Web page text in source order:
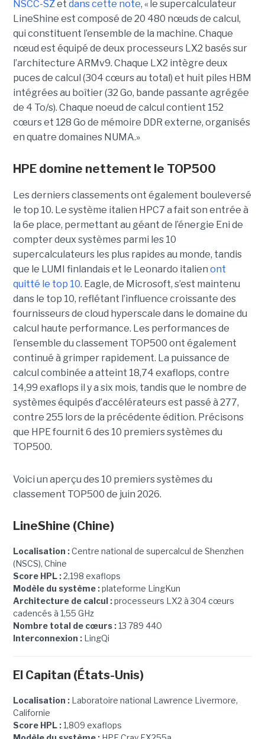
NSCC-SZet dans cette note, « le supercalculateur
LineShine est composé de 20 480 nœuds de calcul,
qui constituent l’ensemble de la machine. Chaque
nœud est équipé de deux processeurs LX2 basés sur
l’architecture ARMv9. Chaque LX2 intègre deux
puces de calcul (304 cœurs au total) et huit piles HBM
intégrées au boîtier (32 Go, bande passante agrégée
de 4 To/s). Chaque noeud de calcul contient 152
cœurs et 128 Go de mémoire DDR externe, organisés
en quatre domaines NUMA.»
HPE domine nettement le TOP500
Les derniers classements ont également bouleversé
le top 10. Le système italien HPC7 a fait son entrée à
la 6e place, permettant au géant de l’énergie Eni de
compter deux systèmes parmi les 10
supercalculateurs les plus rapides au monde, tandis
que le LUMI finlandais et le Leonardo italien ont
quitté le top 10. Eagle, de Microsoft, s’est maintenu
dans le top 10, reflétant l’influence croissante des
fournisseurs de cloud hyperscale dans le domaine du
calcul haute performance. Les performances de
l’ensemble du classement TOP500 ont également
continué à grimper rapidement. La puissance de
calcul combinée a atteint 18,74 exaflops, contre
14,99 exaflops il y a six mois, tandis que le nombre de
systèmes équipés d’accélérateurs est passé à 277,
contre 255 lors de la précédente édition. Précisons
que HPE fournit 6 des 10 premiers systèmes du
TOP500.
Voici un aperçu des 10 premiers systèmes du
classement TOP500 de juin 2026.
LineShine (Chine)
Localisation :Centre national de supercalcul de Shenzhen
(NSCS), Chine
Score HPL :2,198 exaflops
Modèle du système :plateforme LingKun
Architecture de calcul :processeurs LX2 à 304 cœurs
cadencés à 1,55 GHz
Nombre total de cœurs :13 789 440
Interconnexion :LingQi
El Capitan (États-Unis)
Localisation :Laboratoire national Lawrence Livermore,
Californie
Score HPL :1,809 exaflops